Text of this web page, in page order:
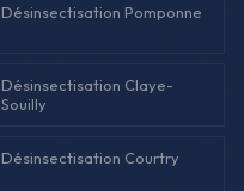
Désinsectisation Pomponne
Désinsectisation Claye-
Souilly
Désinsectisation Courtry